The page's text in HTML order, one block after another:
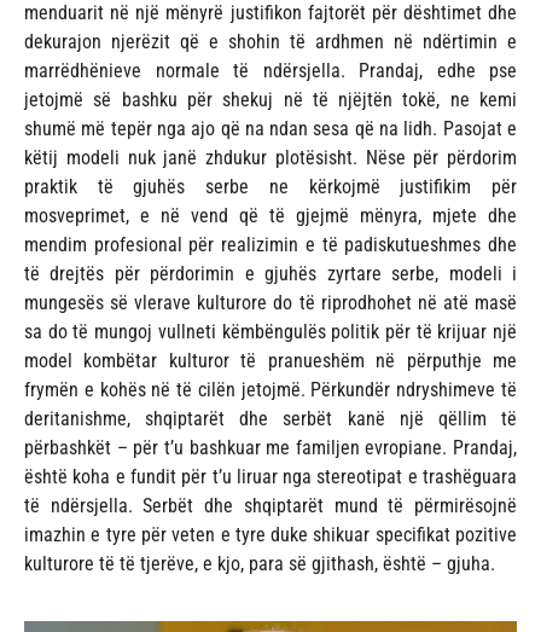
menduarit në një mënyrë justifikon fajtorët për dështimet dhe
dekurajon njerëzit që e shohin të ardhmen në ndërtimin e
marrëdhënieve normale të ndërsjella. Prandaj, edhe pse
jetojmë së bashku për shekuj në të njëjtën tokë, ne kemi
shumë më tepër nga ajo që na ndan sesa që na lidh. Pasojat e
këtij modeli nuk janë zhdukur plotësisht. Nëse për përdorim
praktik të gjuhës serbe ne kërkojmë justifikim për
mosveprimet, e në vend që të gjejmë mënyra, mjete dhe
mendim profesional për realizimin e të padiskutueshmes dhe
të drejtës për përdorimin e gjuhës zyrtare serbe, modeli i
mungesës së vlerave kulturore do të riprodhohet në atë masë
sa do të mungoj vullneti këmbëngulës politik për të krijuar një
model kombëtar kulturor të pranueshëm në përputhje me
frymën e kohës në të cilën jetojmë. Përkundër ndryshimeve të
deritanishme, shqiptarët dhe serbët kanë një qëllim të
përbashkët – për t’u bashkuar me familjen evropiane. Prandaj,
është koha e fundit për t’u liruar nga stereotipat e trashëguara
të ndërsjella. Serbët dhe shqiptarët mund të përmirësojnë
imazhin e tyre për veten e tyre duke shikuar specifikat pozitive
kulturore të të tjerëve, e kjo, para së gjithash, është – gjuha.